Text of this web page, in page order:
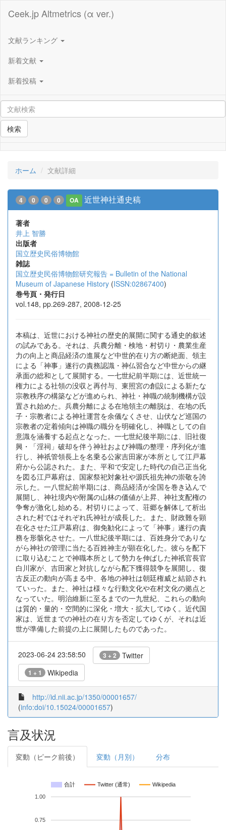
Ceek.jp Altmetrics (α ver.)
文献ランキング
新着文献
新着投稿
検索
ホーム 文献詳細
4 0 0 0 OA 近世神社通史稿
著者
井上 智勝
出版者
国立歴史民俗博物館
雑誌
国立歴史民俗博物館研究報告 = Bulletin of the National
Museum of Japanese History (ISSN:02867400)
巻号頁・発行日
vol.148, pp.269-287, 2008-12-25
本稿は、近世における神社の歴史的展開に関する通史的叙述
の試みである。それは、兵農分離・検地・村切り・農業生産
力の向上と商品経済の進展など中世的在り方の断絶面、領主
による「神事」遂行の責務認識・神仏習合など中世からの継
承面の総和として展開する。一七世紀前半期には、近世統一
権力による社領の没収と再付与、東照宮の創設による新たな
宗教秩序の構築などが進められ、神社・神職の統制機構が設
置され始めた。兵農分離による在地領主の離脱は、在地の氏
子・宗教者による神社運営を余儀なくさせ、山伏など巡国の
宗教者の定着傾向は神職の職分を明確化し、神職としての自
意識を涵養する起点となった。一七世紀後半期には、旧社復
興・「淫祠」破却を伴う神社および神職の整理・序列化が進
行し、神祇管領長上を名乗る公家吉田家が本所として江戸幕
府から公認された。また、平和で安定した時代の自己正当化
を図る江戸幕府は、国家祭祀対象社や源氏祖先神の崇敬を誇
示した。一八世紀前半期には、商品経済が全国を巻き込んで
展開し、神社境内や附属の山林の価値が上昇、神社支配権の
争奪が激化し始める。村切りによって、荘郷を解体して析出
された村ではそれぞれ氏神社が成長した。また、財政難を顕
在化させた江戸幕府は、御免勧化によって「神事」遂行の責
務を形骸化させた。一八世紀後半期には、百姓身分でありな
がら神社の管理に当たる百姓神主が顕在化した。彼らを配下
に取り込むことで神職本所として勢力を伸ばした神祇官長官
白川家が、吉田家と対抗しながら配下獲得競争を展開し、復
古反正の動向が高まる中、各地の神社は朝廷権威と結節され
ていった。また、神社は様々な行動文化や在村文化の拠点と
なっていた。明治維新に至るまでの一九世紀、これらの動向
は質的・量的・空間的に深化・増大・拡大してゆく。近代国
家は、近世までの神社の在り方を否定してゆくが、それは近
世が準備した前提の上に展開したものであった。
2023-06-24 23:58:50 3 + 2 Twitter
1 + 1 Wikipedia
http://id.nii.ac.jp/1350/00001657/
(info:doi/10.15024/00001657)
言及状況
変動（ピーク前後） 変動（月別） 分布
合計 Twitter (通常) Wikipedia
0.75
1.00